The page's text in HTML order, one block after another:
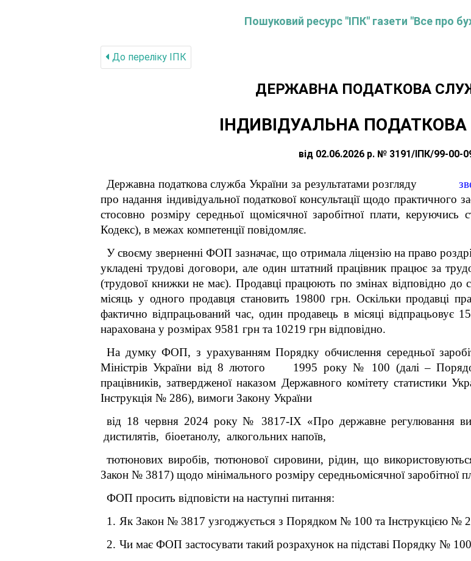
Пошуковий ресурс "ІПК" газети "Все про
До переліку IПК
ДЕРЖАВНА ПОДАТКОВА
ІНДИВІДУАЛЬНА ПОДАТКОВА
від 02.06.2026 р. № 3191/ІПК/99-00-
Державна податкова служба України за результатами розгляду
про надання індивідуальної податкової консультаціїщодо практичного
стосовно розміру середньої щомісячної заробітної плати,керуючись
Кодекс), в межах компетенції повідомляє.
У своєму зверненні ФОП зазначає, що отримала ліцензію на право
укладені трудові договори, але один штатний працівник працює за
(трудової книжки не має). Продавці працюють по змінах відповідно до
місяць у одного продавця становить 19800 грн. Оскільки продавці
фактично відпрацьований час, один продавець в місяці відпрацьовує
нарахована у розмірах 9581 грн та 10219 грн відповідно.
На думку ФОП, з урахуванням Порядку обчислення середньої
Міністрів України від 8 лютого 1995 року № 100 (далі – Порядок
працівників, затвердженої наказом Державного комітету
Інструкція № 286), вимоги Закону України
від 18 червня 2024 року № 3817-ІХ «Про державне регулювання
дистилятів, біоетанолу, алкогольних напоїв,
тютюнових виробів, тютюнової сировини, рідин, що
Закон № 3817) щодо мінімального розміру середньомісячної заробітної
ФОП просить відповісти на наступні питання:
1. Як Закон № 3817 узгоджується з Порядком № 100 та Інструкцією №
2. Чи має ФОП застосувати такий розрахунок на підставі Порядку №